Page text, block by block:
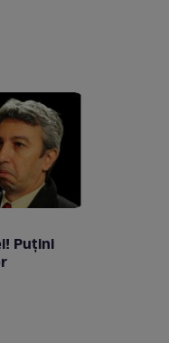
Puţini